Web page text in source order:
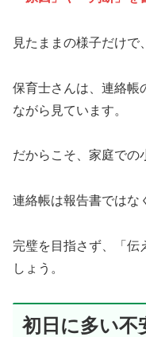
見たままの様子だけで
保育士さんは、連絡帳
ながら見ています。
だからこそ、家庭での
連絡帳は報告書ではな
完璧を目指さず、「伝
しょう。
初日に多い不